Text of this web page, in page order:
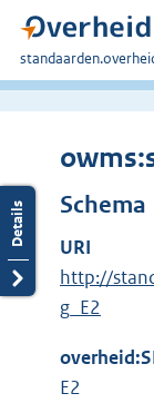
U
bent
Schema
URI
http://
g_E2
E2